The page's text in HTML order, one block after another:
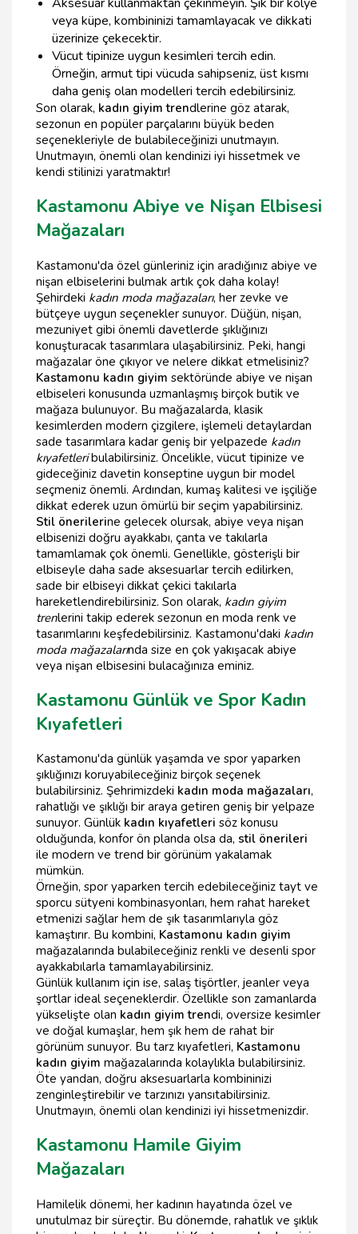
veya küpe, kombininizi tamamlayacak ve dikkati
üzerinize çekecektir.
Vücut tipinize uygun kesimleri tercih edin.
Örneğin, armut tipi vücuda sahipseniz, üst kısmı
daha geniş olan modelleri tercih edebilirsiniz.
Son olarak, kadın giyim trendlerine göz atarak,
sezonun en popüler parçalarını büyük beden
seçenekleriyle de bulabileceğinizi unutmayın.
Unutmayın, önemli olan kendinizi iyi hissetmek ve
kendi stilinizi yaratmaktır!
Kastamonu Abiye ve Nişan Elbisesi
Mağazaları
Kastamonu'da özel günleriniz için aradığınız abiye ve
nişan elbiselerini bulmak artık çok daha kolay!
Şehirdeki kadın moda mağazaları, her zevke ve
bütçeye uygun seçenekler sunuyor. Düğün, nişan,
mezuniyet gibi önemli davetlerde şıklığınızı
konuşturacak tasarımlara ulaşabilirsiniz. Peki, hangi
mağazalar öne çıkıyor ve nelere dikkat etmelisiniz?
Kastamonu kadın giyim sektöründe abiye ve nişan
elbiseleri konusunda uzmanlaşmış birçok butik ve
mağaza bulunuyor. Bu mağazalarda, klasik
kesimlerden modern çizgilere, işlemeli detaylardan
sade tasarımlara kadar geniş bir yelpazede kadın
kıyafetleribulabilirsiniz. Öncelikle, vücut tipinize ve
gideceğiniz davetin konseptine uygun bir model
seçmeniz önemli. Ardından, kumaş kalitesi ve işçiliğe
dikkat ederek uzun ömürlü bir seçim yapabilirsiniz.
Stil önerilerine gelecek olursak, abiye veya nişan
elbisenizi doğru ayakkabı, çanta ve takılarla
tamamlamak çok önemli. Genellikle, gösterişli bir
elbiseyle daha sade aksesuarlar tercih edilirken,
sade bir elbiseyi dikkat çekici takılarla
hareketlendirebilirsiniz. Son olarak, kadın giyim
trenlerini takip ederek sezonun en moda renk ve
tasarımlarını keşfedebilirsiniz. Kastamonu'daki kadın
moda mağazalarında size en çok yakışacak abiye
veya nişan elbisesini bulacağınıza eminiz.
Kastamonu Günlük ve Spor Kadın
Kıyafetleri
Kastamonu'da günlük yaşamda ve spor yaparken
şıklığınızı koruyabileceğiniz birçok seçenek
bulabilirsiniz. Şehrimizdeki kadın moda mağazaları,
rahatlığı ve şıklığı bir araya getiren geniş bir yelpaze
sunuyor. Günlük kadın kıyafetleri söz konusu
olduğunda, konfor ön planda olsa da, stil önerileri
ile modern ve trend bir görünüm yakalamak
mümkün.
Örneğin, spor yaparken tercih edebileceğiniz tayt ve
sporcu sütyeni kombinasyonları, hem rahat hareket
etmenizi sağlar hem de şık tasarımlarıyla göz
kamaştırır. Bu kombini, Kastamonu kadın giyim
mağazalarında bulabileceğiniz renkli ve desenli spor
ayakkabılarla tamamlayabilirsiniz.
Günlük kullanım için ise, salaş tişörtler, jeanler veya
şortlar ideal seçeneklerdir. Özellikle son zamanlarda
yükselişte olan kadın giyim trendi, oversize kesimler
ve doğal kumaşlar, hem şık hem de rahat bir
görünüm sunuyor. Bu tarz kıyafetleri, Kastamonu
kadın giyim mağazalarında kolaylıkla bulabilirsiniz.
Öte yandan, doğru aksesuarlarla kombininizi
zenginleştirebilir ve tarzınızı yansıtabilirsiniz.
Unutmayın, önemli olan kendinizi iyi hissetmenizdir.
Kastamonu Hamile Giyim
Mağazaları
Hamilelik dönemi, her kadının hayatında özel ve
unutulmaz bir süreçtir. Bu dönemde, rahatlık ve şıklık